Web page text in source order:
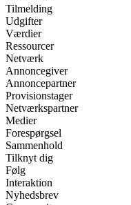
Tilmelding
Udgifter
Værdier
Ressourcer
Netværk
Annoncegiver
Annoncepartner
Provisionstager
Netværkspartner
Medier
Forespørgsel
Sammenhold
Tilknyt dig
Følg
Interaktion
Nyhedsbrev